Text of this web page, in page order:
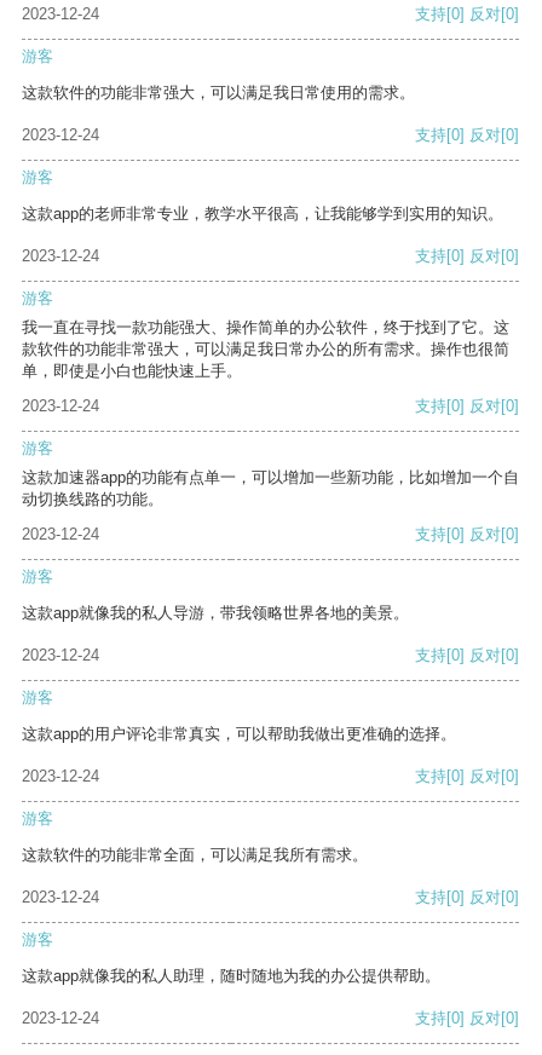
2023-12-24 支持[0] 反对[0]
游客
这款软件的功能非常强大，可以满足我日常使用的需求。
2023-12-24 支持[0] 反对[0]
游客
这款app的老师非常专业，教学水平很高，让我能够学到实用的知识。
2023-12-24 支持[0] 反对[0]
游客
我一直在寻找一款功能强大、操作简单的办公软件，终于找到了它。这
款软件的功能非常强大，可以满足我日常办公的所有需求。操作也很简
单，即使是小白也能快速上手。
2023-12-24
支持[0] 反对[0]
游客
这款加速器app的功能有点单一，可以增加一些新功能，比如增加一个自
动切换线路的功能。
2023-12-24
支持[0] 反对[0]
游客
这款app就像我的私人导游，带我领略世界各地的美景。
2023-12-24 支持[0] 反对[0]
游客
这款app的用户评论非常真实，可以帮助我做出更准确的选择。
2023-12-24 支持[0] 反对[0]
游客
这款软件的功能非常全面，可以满足我所有需求。
2023-12-24 支持[0] 反对[0]
游客
这款app就像我的私人助理，随时随地为我的办公提供帮助。
2023-12-24 支持[0] 反对[0]